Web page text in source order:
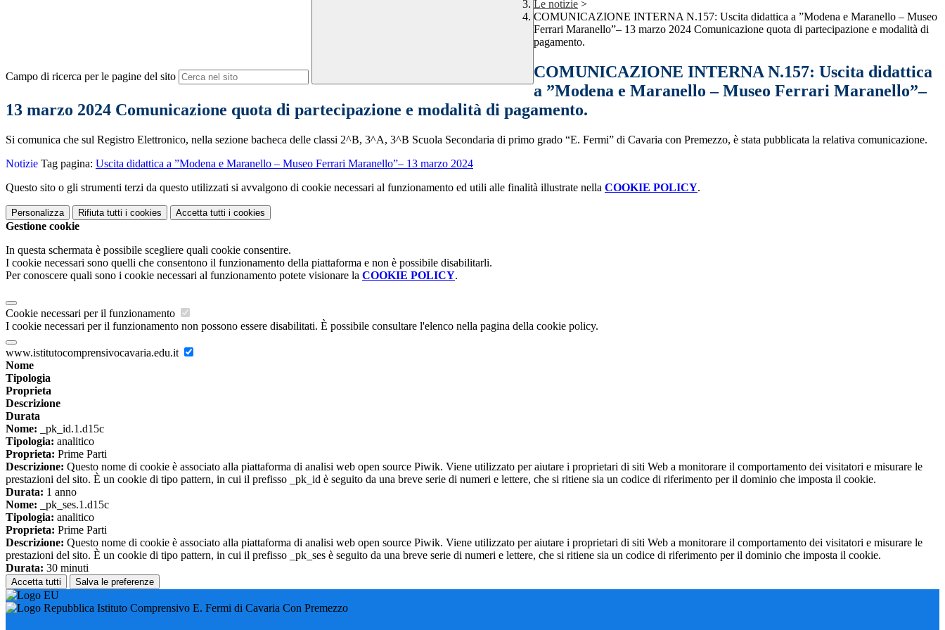
Campo di ricerca per le pagine del sito
Le notizie >
COMUNICAZIONE INTERNA N.157: Uscita didattica a ”Modena e Maranello – Museo
Ferrari Maranello”– 13 marzo 2024 Comunicazione quota di partecipazione e modalità di
pagamento.
COMUNICAZIONE INTERNA N.157: Uscita didattica
a ”Modena e Maranello – Museo Ferrari Maranello”–
13 marzo 2024 Comunicazione quota di partecipazione e modalità di pagamento.
Si comunica che sul Registro Elettronico, nella sezione bacheca delle classi 2^B, 3^A, 3^B Scuola Secondaria di primo grado “E. Fermi” di Cavaria con Premezzo, è stata pubblicata la relativa comunicazione.
Notizie Tag pagina: Uscita didattica a ”Modena e Maranello – Museo Ferrari Maranello”– 13 marzo 2024
Questo sito o gli strumenti terzi da questo utilizzati si avvalgono di cookie necessari al funzionamento ed utili alle finalità illustrate nella COOKIE POLICY.
Personalizza Rifiuta tutti i cookies Accetta tutti i cookies
Gestione cookie
In questa schermata è possibile scegliere quali cookie consentire.
I cookie necessari sono quelli che consentono il funzionamento della piattaforma e non è possibile disabilitarli.
Per conoscere quali sono i cookie necessari al funzionamento potete visionare la COOKIE POLICY.
Cookie necessari per il funzionamento
I cookie necessari per il funzionamento non possono essere disabilitati. È possibile consultare l'elenco nella pagina della cookie policy.
www.istitutocomprensivocavaria.edu.it
Nome
Tipologia
Proprieta
Descrizione
Durata
Nome: _pk_id.1.d15c
Tipologia: analitico
Proprieta: Prime Parti
Descrizione: Questo nome di cookie è associato alla piattaforma di analisi web open source Piwik. Viene utilizzato per aiutare i proprietari di siti Web a monitorare il comportamento dei visitatori e misurare le
prestazioni del sito. È un cookie di tipo pattern, in cui il prefisso _pk_id è seguito da una breve serie di numeri e lettere, che si ritiene sia un codice di riferimento per il dominio che imposta il cookie.
Durata: 1 anno
Nome: _pk_ses.1.d15c
Tipologia: analitico
Proprieta: Prime Parti
Descrizione: Questo nome di cookie è associato alla piattaforma di analisi web open source Piwik. Viene utilizzato per aiutare i proprietari di siti Web a monitorare il comportamento dei visitatori e misurare le
prestazioni del sito. È un cookie di tipo pattern, in cui il prefisso _pk_ses è seguito da una breve serie di numeri e lettere, che si ritiene sia un codice di riferimento per il dominio che imposta il cookie.
Durata: 30 minuti
Accetta tutti Salva le preferenze
Istituto Comprensivo E. Fermi di Cavaria Con Premezzo